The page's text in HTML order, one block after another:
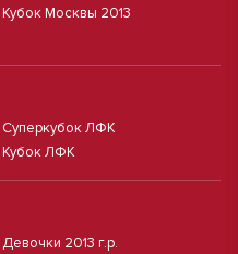
Кубок Москвы 2013
Суперкубок ЛФК
Кубок ЛФК
Девочки 2013 г.р.